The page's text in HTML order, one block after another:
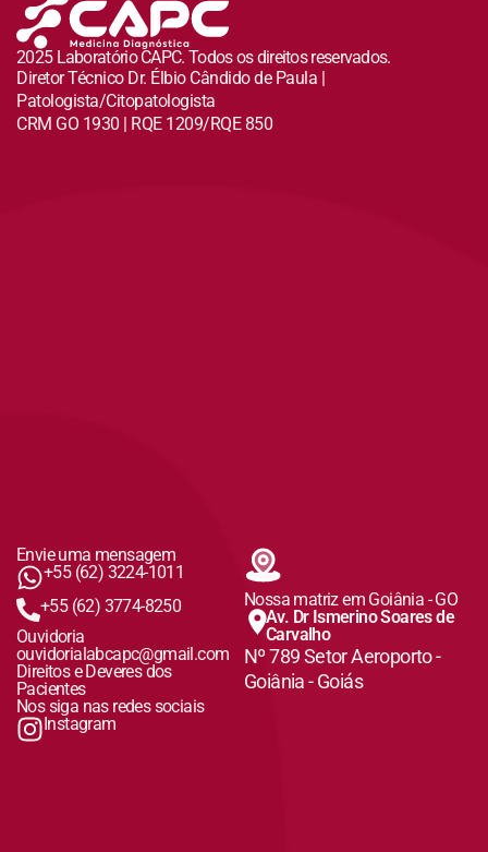
2025 Laboratório CAPC. Todos os direitos reservados.
Diretor Técnico Dr. Élbio Cândido de Paula |
Patologista/Citopatologista
CRM GO 1930 | RQE 1209/RQE 850
Envie uma mensagem
+55 (62) 3224-1011
+55 (62) 3774-8250
Ouvidoria
ouvidorialabcapc@gmail.com
Direitos e Deveres dos
Pacientes
Nos siga nas redes sociais
Instagram
Nossa matriz em Goiânia - GO
Av. Dr Ismerino Soares de
Carvalho
Nº 789 Setor Aeroporto -
Goiânia - Goiás